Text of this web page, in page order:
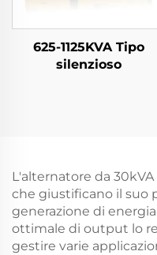
625-1125KVA Tipo
silenzioso
L'alternatore da
che giustificano il suo
generazione di
ottimale di output lo
gestire varie